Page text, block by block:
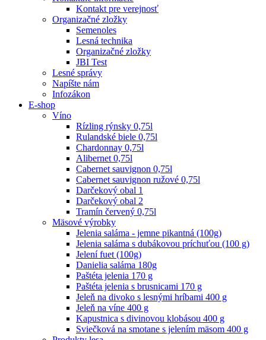
Kontakt pre verejnosť
Organizačné zložky
Semenoles
Lesná technika
Organizačné zložky
JBI Test
Lesné správy
Napíšte nám
Infozákon
E-shop
Víno
Rízling rýnsky 0,75l
Rulandské biele 0,75l
Chardonnay 0,75l
Alibernet 0,75l
Cabernet sauvignon 0,75l
Cabernet sauvignon ružové 0,75l
Darčekový obal 1
Darčekový obal 2
Tramín červený 0,75l
Mäsové výrobky
Jelenia saláma - jemne pikantná (100g)
Jelenia saláma s dubákovou príchuťou (100 g)
Jelení fuet (100g)
Danielia saláma 180g
Paštéta jelenia 170 g
Paštéta jelenia s brusnicami 170 g
Jeleň na divoko s lesnými hríbami 400 g
Jeleň na víne 400 g
Kapustnica s divinovou klobásou 400 g
Sviečková na smotane s jelením mäsom 400 g